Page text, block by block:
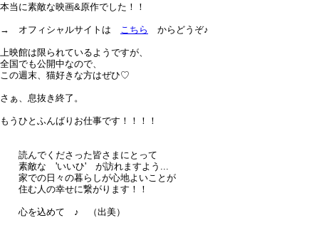
本当に素敵な映画&原作でした！！
→ オフィシャルサイトは こちら からどうぞ♪
上映館は限られているようですが、
全国でも公開中なので、
この週末、猫好きな方はぜひ♡
さぁ、息抜き終了。
もうひとふんばりお仕事です！！！！
読んでくださった皆さまにとって
素敵な 'いいひ' が訪れますよう...
家での日々の暮らしが心地よいことが
住む人の幸せに繋がります！！
心を込めて ♪ （出美）